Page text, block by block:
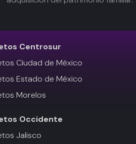
Centrosur
Ciudad de México
Estado de México
Morelos
Occidente
Jalisco